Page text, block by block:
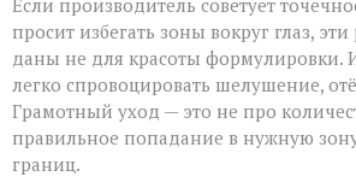
Если производитель советует
просит избегать зоны вокруг глаз,
даны не для красоты формулировки.
легко спровоцировать шелушение,
Грамотный уход — это не про
правильное попадание в нужную
границ.